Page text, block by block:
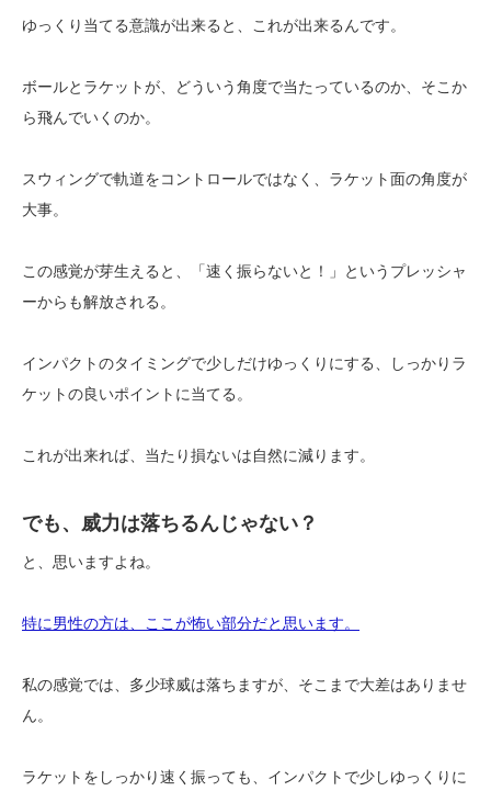
ゆっくり当てる意識が出来ると、これが出来るんです。
ボールとラケットが、どういう角度で当たっているのか、そこか
ら飛んでいくのか。
スウィングで軌道をコントロールではなく、ラケット面の角度が
大事。
この感覚が芽生えると、「速く振らないと！」というプレッシャ
ーからも解放される。
インパクトのタイミングで少しだけゆっくりにする、しっかりラ
ケットの良いポイントに当てる。
これが出来れば、当たり損ないは自然に減ります。
でも、威力は落ちるんじゃない？
と、思いますよね。
特に男性の方は、ここが怖い部分だと思います。
私の感覚では、多少球威は落ちますが、そこまで大差はありませ
ん。
ラケットをしっかり速く振っても、インパクトで少しゆっくりに